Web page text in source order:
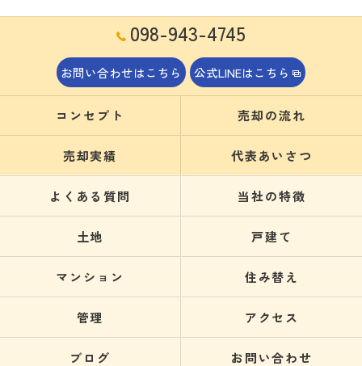
098-943-4745
お問い合わせはこちら 公式LINEはこちら
コンセプト 売却の流れ
売却実績 代表あいさつ
よくある質問 当社の特徴
土地 戸建て
マンション 住み替え
管理 アクセス
ブログ お問い合わせ